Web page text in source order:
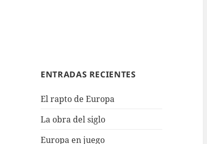
ENTRADAS RECIENTES
El rapto de Europa
La obra del siglo
Europa en juego